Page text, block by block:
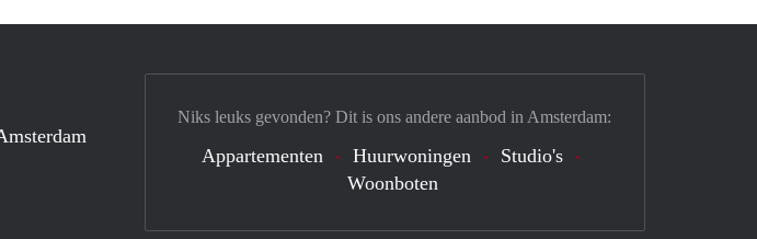
Niks leuks gevonden? Dit is ons andere aanbod in Amsterdam:
Appartementen Huurwoningen
Studio's
Woonboten